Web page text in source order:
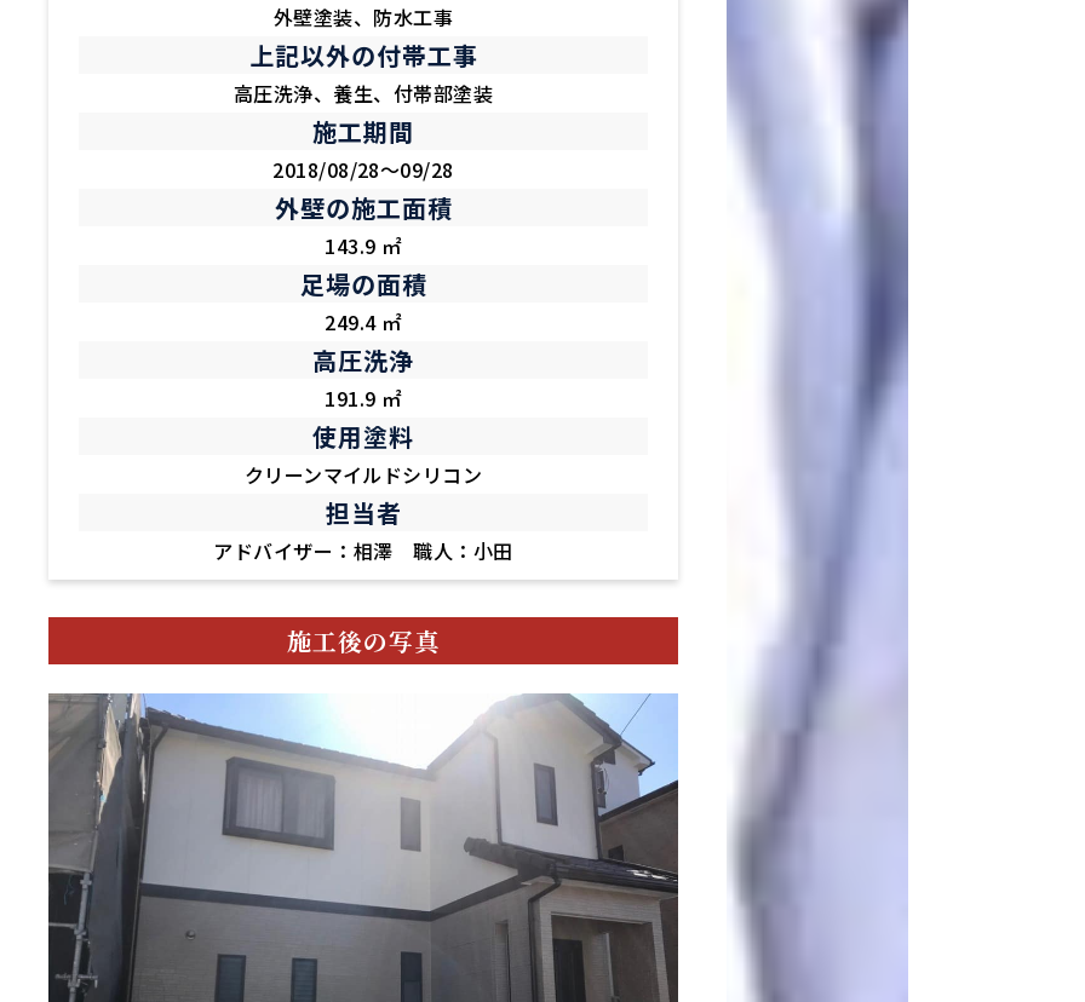
外壁塗装、防水工事
上記以外の付帯工事
高圧洗浄、養生、付帯部塗装
施工期間
2018/08/28～09/28
外壁の施工面積
143.9 ㎡
足場の面積
249.4 ㎡
高圧洗浄
191.9 ㎡
使用塗料
クリーンマイルドシリコン
担当者
アドバイザー：相澤 職人：小田
施工後の写真